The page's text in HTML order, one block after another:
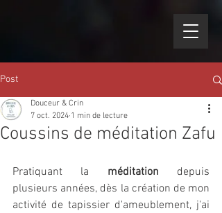
Post
Coussins de méditation Zafu
Douceur & Crin
7 oct. 2024 1 min de lecture
Pratiquant la méditation depuis
plusieurs années, dès la création de mon
activité de tapissier d'ameublement, j'ai